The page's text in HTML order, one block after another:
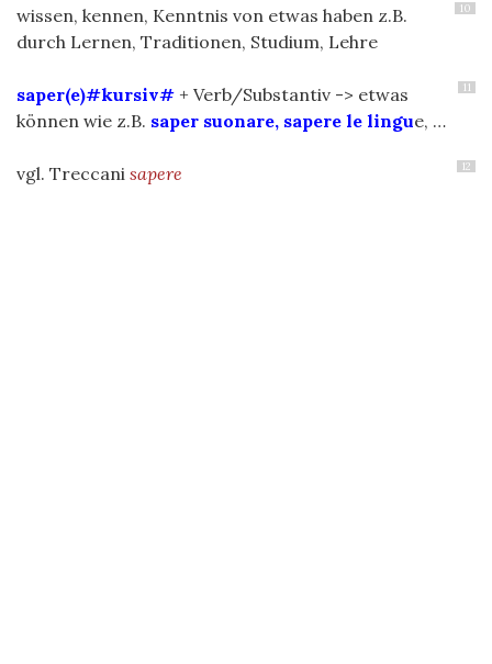
10
wissen, kennen, Kenntnis von etwas haben z.B.
durch Lernen, Traditionen, Studium, Lehre
11
saper(e)#kursiv# + Verb/Substantiv -> etwas
können wie z.B. saper suonare, sapere le lingue, …
12
vgl. Treccani sapere